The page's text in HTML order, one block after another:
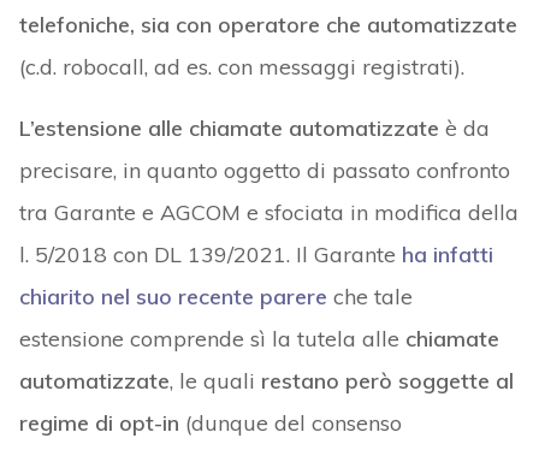
telefoniche, sia con operatore che automatizzate
(c.d. robocall, ad es. con messaggi registrati).
L’estensione alle chiamate automatizzate è da
precisare, in quanto oggetto di passato confronto
tra Garante e AGCOM e sfociata in modifica della
l. 5/2018 con DL 139/2021. Il Garante ha infatti
chiarito nel suo recente parere che tale
estensione comprende sì la tutela alle chiamate
automatizzate, le quali restano però soggette al
regime di opt-in (dunque del consenso